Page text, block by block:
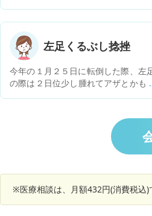
歩く事ができ、ボールは軽くなら蹴
すが 走るとかなり痛みがあるようで
みはあとどれくらい続くのでしょう
くてもテーピングやサポーターをし
習に加わるべきでしょうか？
左足くるぶし捻挫
今年の１月２５日に転倒した際、左
の際は２日位少し腫れてアザとかも
トゲン撮影、触診をして頂いた結果
無く骨折とかではなくて、ただの捻
断を受けたんですが、今現在も左足
み、内側に曲げる行為や最近は歩い
らんでいて、（捻挫してから今に至
です。）再度病院に受診した方がい
※医療相談は、月額432円(消費税込